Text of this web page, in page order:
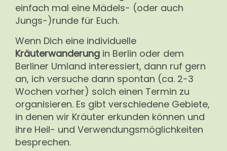
einfach mal eine Mädels- (oder auch
Jungs-)runde für Euch.
Wenn Dich eine individuelle
Kräuterwanderung in Berlin oder dem
Berliner Umland interessiert, dann ruf gern
an, ich versuche dann spontan (ca. 2-3
Wochen vorher) solch einen Termin zu
organisieren. Es gibt verschiedene Gebiete,
in denen wir Kräuter erkunden können und
ihre Heil- und Verwendungsmöglichkeiten
besprechen.